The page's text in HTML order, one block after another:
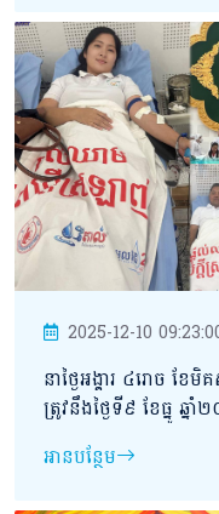
2025-12-10
នាថ្ងៃអង្គារ ៤រោច ខ
ត្រូវនឹងថ្ងៃទី៩ ខែធ្នូ ឆ្
បានចូលរួមបរិច្ចាកឈា
អានបន្ថែម